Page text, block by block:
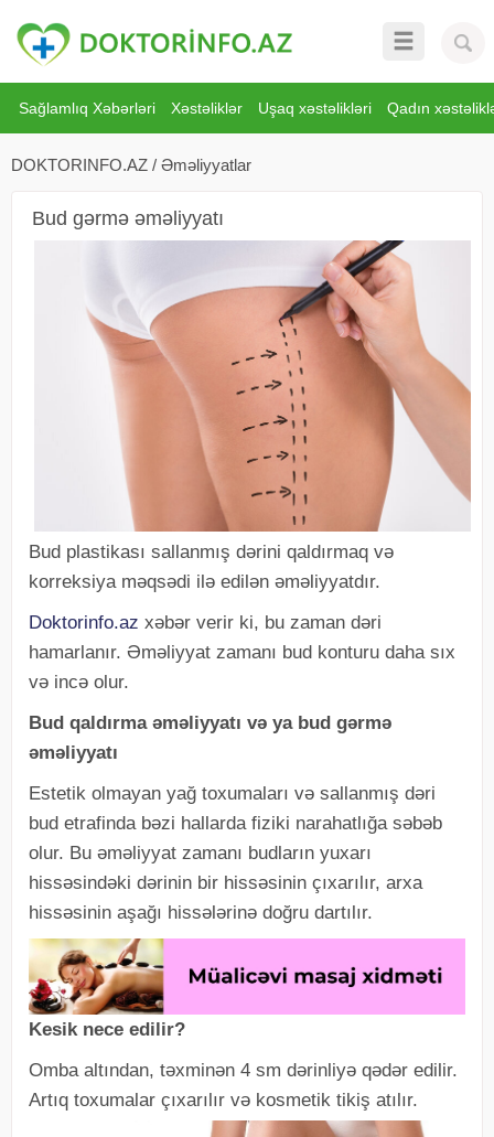
Sağlamlıq Xəbərləri Xəstəliklər Uşaq xəstəlikləri Qadın
DOKTORINFO.AZ / Əməliyyatlar
Bud gərmə əməliyyatı
Bud plastikası sallanmış dərini qaldırmaq və
korreksiya məqsədi ilə edilən əməliyyatdır.
Doktorinfo.az xəbər verir ki, bu zaman dəri
hamarlanır. Əməliyyat zamanı bud konturu daha sıx
və incə olur.
Bud qaldırma əməliyyatı və ya bud gərmə
əməliyyatı
Estetik olmayan yağ toxumaları və sallanmış dəri
bud etrafinda bəzi hallarda fiziki narahatlığa səbəb
olur. Bu əməliyyat zamanı budların yuxarı
hissəsindəki dərinin bir hissəsinin çıxarılır, arxa
hissəsinin aşağı hissələrinə doğru dartılır.
Kesik nece edilir?
Omba altından, təxminən 4 sm dərinliyə qədər edilir.
Artıq toxumalar çıxarılır və kosmetik tikiş atılır.